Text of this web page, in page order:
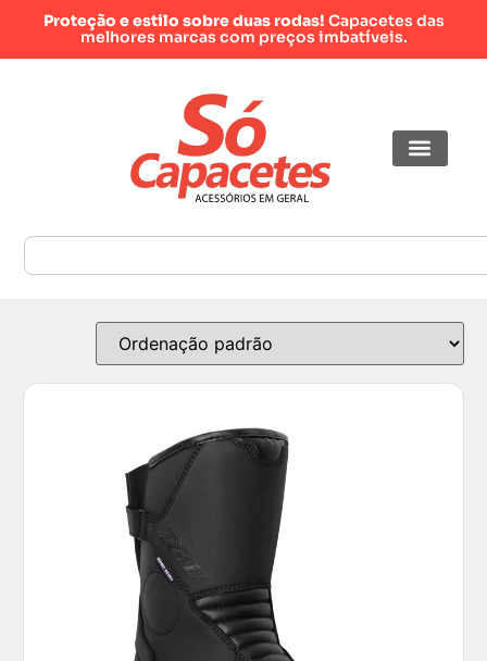
Proteção e estilo sobre duas rodas! Capacetes das
melhores marcas com preços imbatíveis.